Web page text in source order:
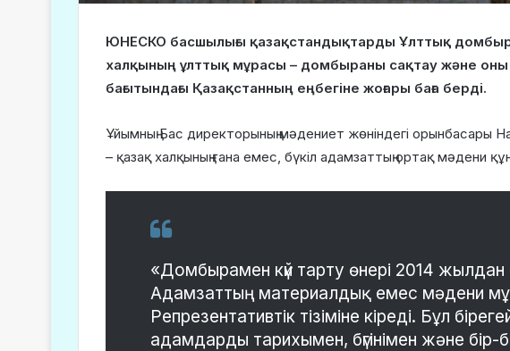
ЮНЕСКО басшылығы қазақстандықтарды Ұлттық
халқының ұлттық мұрасы – домбыраны сақтау және оны
бағытындағы Қазақстанның еңбегіне жоғары баға берді.
Ұйымның Бас директорының мәдениет жөніндегі орынбасары
– қазақ халқының ғана емес, бүкіл адамзаттың ортақ мәдени
«Домбырамен күй тарту өнері 2014
Адамзаттың материалдық емес мәдени
Репрезентативтік тізіміне кіреді. Бұл
адамдарды тарихымен, бүгінімен және бір-